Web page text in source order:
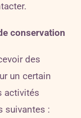
conservation
des
un certain
activités
suivantes :